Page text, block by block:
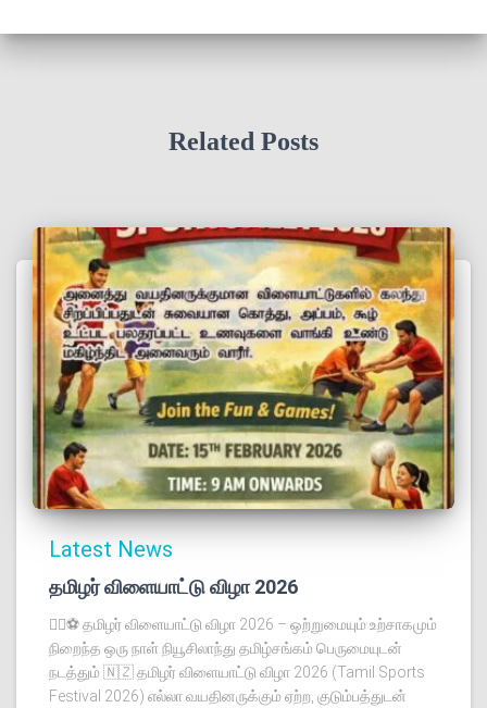
Related Posts
Latest News
தமிழர் விளையாட்டு விழா 2026
🏃‍♂️⚽ தமிழர் விளையாட்டு விழா 2026 – ஒற்றுமையும் உற்சாகமும்
நிறைந்த ஒரு நாள் நியூசிலாந்து தமிழ்சங்கம் பெருமையுடன்
நடத்தும் 🇳🇿 தமிழர் விளையாட்டு விழா 2026 (Tamil Sports
Festival 2026) எல்லா வயதினருக்கும் ஏற்ற, குடும்பத்துடன்